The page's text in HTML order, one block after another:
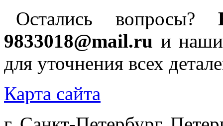
Остались вопросы?
9833018@mail.ru и наши
для уточнения всех
Карта сайта